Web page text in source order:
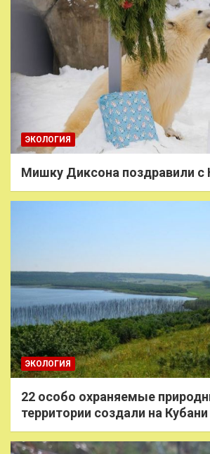
ЭКОЛОГИЯ
Мишку Диксона поздравили
ЭКОЛОГИЯ
22 особо охраняемые
территории создали на Кубани